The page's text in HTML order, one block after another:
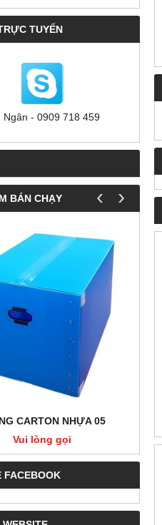
TUYẾN
Ngân - 0909 718 459
BÁN CHẠY
CARTON NHỰA 05
Vui lòng gọi
‹ ›
FACEBOOK